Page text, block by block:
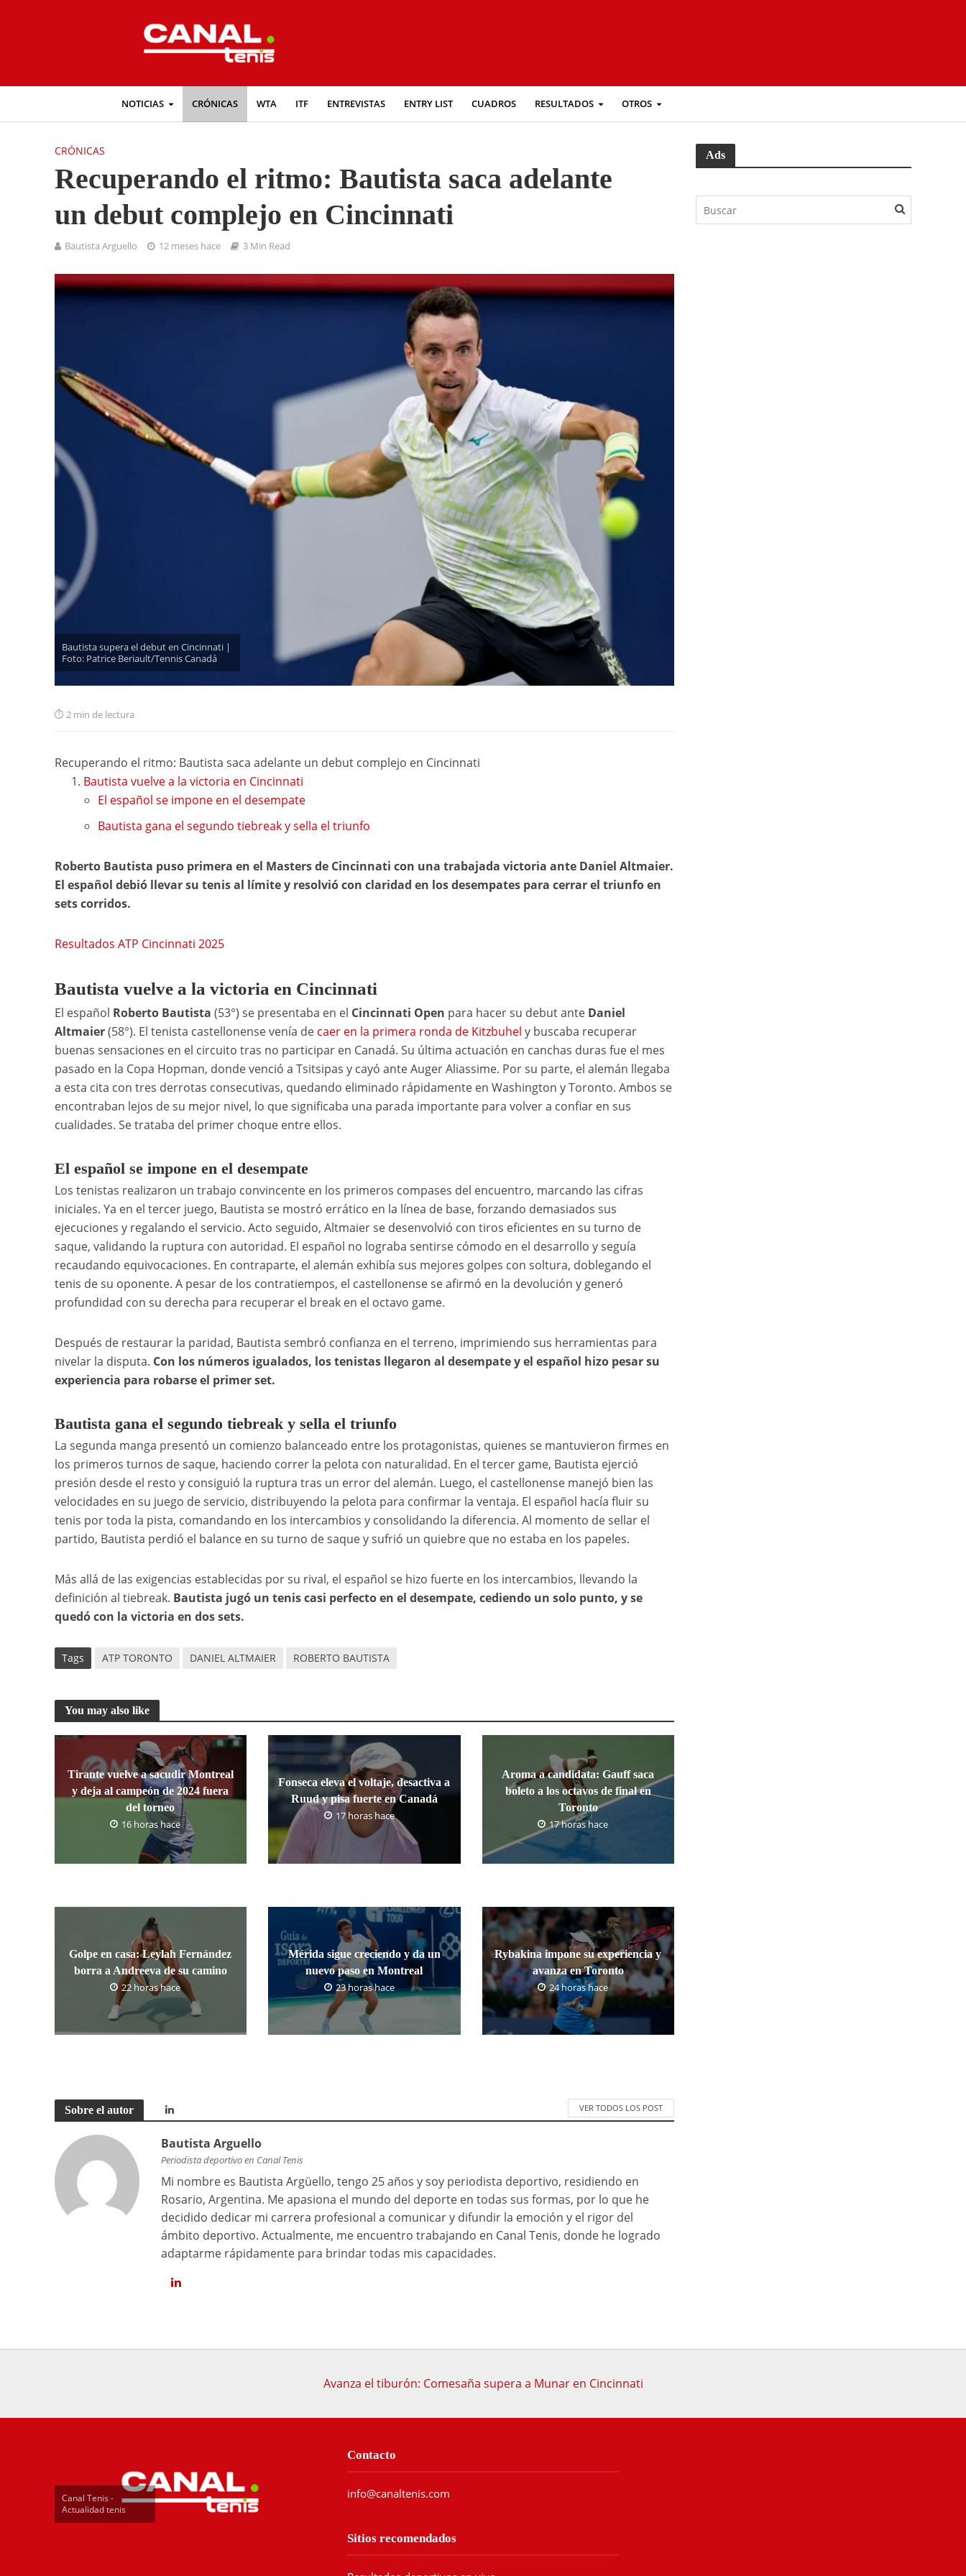
NOTICIAS CRÓNICAS WTA ITF ENTREVISTAS ENTRY LIST CUADROS RESULTADOS OTROS
CRÓNICAS
Recuperando el ritmo: Bautista saca adelante
un debut complejo en Cincinnati
Bautista Arguello 12 meses hace 3 Min Read
Bautista supera el debut en Cincinnati |
Foto: Patrice Beriault/Tennis Canadá
2 min de lectura
Recuperando el ritmo: Bautista saca adelante un debut complejo en Cincinnati
Bautista vuelve a la victoria en Cincinnati
El español se impone en el desempate
Bautista gana el segundo tiebreak y sella el triunfo
Roberto Bautista puso primera en el Masters de Cincinnati con una trabajada victoria ante Daniel Altmaier.
El español debió llevar su tenis al límite y resolvió con claridad en los desempates para cerrar el triunfo en
sets corridos.
Resultados ATP Cincinnati 2025
Bautista vuelve a la victoria en Cincinnati
El español Roberto Bautista (53°) se presentaba en el Cincinnati Open para hacer su debut ante Daniel
Altmaier(58°). El tenista castellonense venía de caer en la primera ronda de Kitzbuhel y buscaba recuperar
buenas sensaciones en el circuito tras no participar en Canadá. Su última actuación en canchas duras fue el mes
pasado en la Copa Hopman, donde venció a Tsitsipas y cayó ante Auger Aliassime. Por su parte, el alemán llegaba
a esta cita con tres derrotas consecutivas, quedando eliminado rápidamente en Washington y Toronto. Ambos se
encontraban lejos de su mejor nivel, lo que significaba una parada importante para volver a confiar en sus
cualidades. Se trataba del primer choque entre ellos.
El español se impone en el desempate
Los tenistas realizaron un trabajo convincente en los primeros compases del encuentro, marcando las cifras
iniciales. Ya en el tercer juego, Bautista se mostró errático en la línea de base, forzando demasiados sus
ejecuciones y regalando el servicio. Acto seguido, Altmaier se desenvolvió con tiros eficientes en su turno de
saque, validando la ruptura con autoridad. El español no lograba sentirse cómodo en el desarrollo y seguía
recaudando equivocaciones. En contraparte, el alemán exhibía sus mejores golpes con soltura, doblegando el
tenis de su oponente. A pesar de los contratiempos, el castellonense se afirmó en la devolución y generó
profundidad con su derecha para recuperar el break en el octavo game.
Después de restaurar la paridad, Bautista sembró confianza en el terreno, imprimiendo sus herramientas para
nivelar la disputa. Con los números igualados, los tenistas llegaron al desempate y el español hizo pesar su
experiencia para robarse el primer set.
Bautista gana el segundo tiebreak y sella el triunfo
La segunda manga presentó un comienzo balanceado entre los protagonistas, quienes se mantuvieron firmes en
los primeros turnos de saque, haciendo correr la pelota con naturalidad. En el tercer game, Bautista ejerció
presión desde el resto y consiguió la ruptura tras un error del alemán. Luego, el castellonense manejó bien las
velocidades en su juego de servicio, distribuyendo la pelota para confirmar la ventaja. El español hacía fluir su
tenis por toda la pista, comandando en los intercambios y consolidando la diferencia. Al momento de sellar el
partido, Bautista perdió el balance en su turno de saque y sufrió un quiebre que no estaba en los papeles.
Más allá de las exigencias establecidas por su rival, el español se hizo fuerte en los intercambios, llevando la
definición al tiebreak. Bautista jugó un tenis casi perfecto en el desempate, cediendo un solo punto, y se
quedó con la victoria en dos sets.
Tags ATP TORONTO DANIEL ALTMAIER ROBERTO BAUTISTA
You may also like
Tirante vuelve a sacudir Montreal
y deja al campeón de 2024 fuera
del torneo
16 horas hace
Fonseca eleva el voltaje, desactiva a
Ruud y pisa fuerte en Canadá
17 horas hace
Aroma a candidata: Gauff saca
boleto a los octavos de final en
Toronto
17 horas hace
Golpe en casa: Leylah Fernández
borra a Andreeva de su camino
22 horas hace
Mérida sigue creciendo y da un
nuevo paso en Montreal
23 horas hace
Rybakina impone su experiencia y
avanza en Toronto
24 horas hace
Sobre el autor VER TODOS LOS POST
Bautista Arguello
Periodista deportivo en Canal Tenis
Mi nombre es Bautista Argüello, tengo 25 años y soy periodista deportivo, residiendo en
Rosario, Argentina. Me apasiona el mundo del deporte en todas sus formas, por lo que he
decidido dedicar mi carrera profesional a comunicar y difundir la emoción y el rigor del
ámbito deportivo. Actualmente, me encuentro trabajando en Canal Tenis, donde he logrado
adaptarme rápidamente para brindar todas mis capacidades.
Ads
Avanza el tiburón: Comesaña supera a Munar en Cincinnati
Canal Tenis -
Actualidad tenis
Contacto
info@canaltenis.com
Sitios recomendados